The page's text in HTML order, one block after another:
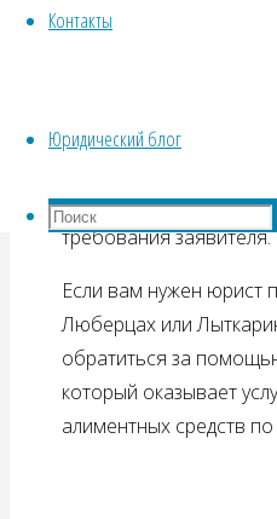
Контакты
Юридический блог
Поиск
Что
искать:
юрист по семейному
адвоката, который
перечислением
требования заявителя.
Если вам нужен юрист
Люберцах или
обратиться за
который оказывает
алиментных средств